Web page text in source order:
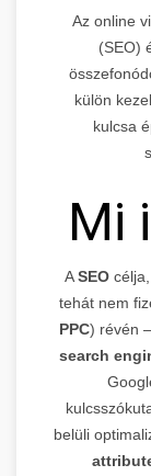
Az online
(SEO)
külön
kulcsa
Mi
ASEO
tehát nem
PPC) révén
search
belüli